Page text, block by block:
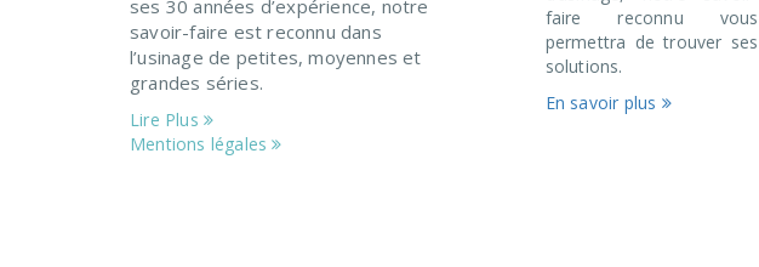
ses 30 années d’expérience, notre
savoir-faire est reconnu dans
l’usinage de petites, moyennes et
grandes séries.
Lire Plus
Mentions légales
faire reconnu vous
permettra de trouver ses
solutions.
En savoir plus